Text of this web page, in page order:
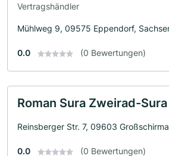
Vertragshändler
Mühlweg 9, 09575 Eppendorf,
0.0 (0 Bewertungen)
Roman Sura Zweirad-
Reinsberger Str. 7, 09603 Großschirma
0.0 (0 Bewertungen)